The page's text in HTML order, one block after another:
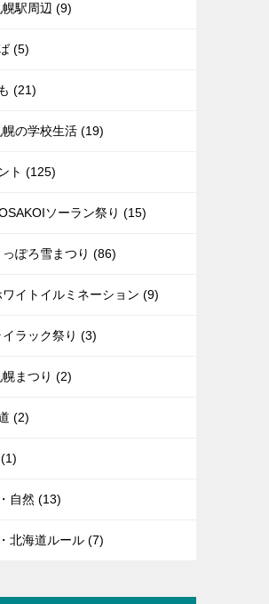
幌駅周辺 (9)
(5)
(21)
幌の学校生活 (19)
ト (125)
ソーラン祭り (15)
っぽろ雪まつり (86)
ワイトイルミネーション (9)
イラック祭り (3)
幌まつり (2)
(2)
自然 (13)
北海道ルール (7)